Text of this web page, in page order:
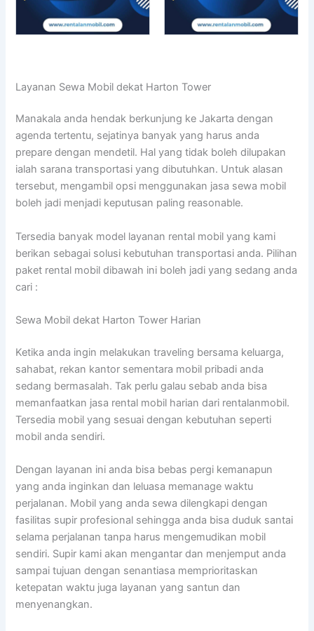
Layanan Sewa Mobil dekat Harton Tower
Manakala anda hendak berkunjung ke Jakarta dengan
agenda tertentu, sejatinya banyak yang harus anda
prepare dengan mendetil. Hal yang tidak boleh dilupakan
ialah sarana transportasi yang dibutuhkan. Untuk alasan
tersebut, mengambil opsi menggunakan jasa sewa mobil
boleh jadi menjadi keputusan paling reasonable.
Tersedia banyak model layanan rental mobil yang kami
berikan sebagai solusi kebutuhan transportasi anda. Pilihan
paket rental mobil dibawah ini boleh jadi yang sedang anda
cari :
Sewa Mobil dekat Harton Tower Harian
Ketika anda ingin melakukan traveling bersama keluarga,
sahabat, rekan kantor sementara mobil pribadi anda
sedang bermasalah. Tak perlu galau sebab anda bisa
memanfaatkan jasa rental mobil harian dari rentalanmobil.
Tersedia mobil yang sesuai dengan kebutuhan seperti
mobil anda sendiri.
Dengan layanan ini anda bisa bebas pergi kemanapun
yang anda inginkan dan leluasa memanage waktu
perjalanan. Mobil yang anda sewa dilengkapi dengan
fasilitas supir profesional sehingga anda bisa duduk santai
selama perjalanan tanpa harus mengemudikan mobil
sendiri. Supir kami akan mengantar dan menjemput anda
sampai tujuan dengan senantiasa memprioritaskan
ketepatan waktu juga layanan yang santun dan
menyenangkan.